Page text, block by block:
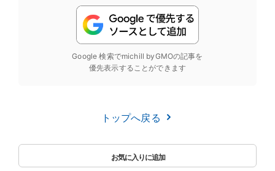
Google 検索でmichill byGMOの記事を
優先表示することができます
トップへ戻る